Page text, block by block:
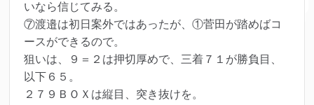
いなら信じてみる。
⑦渡邉は初日案外ではあったが、①菅田が踏めばコ
ースができるので。
狙いは、９＝２は押切厚めで、三着７１が勝負目、
以下６５。
２７９ＢＯＸは縦目、突き抜けを。